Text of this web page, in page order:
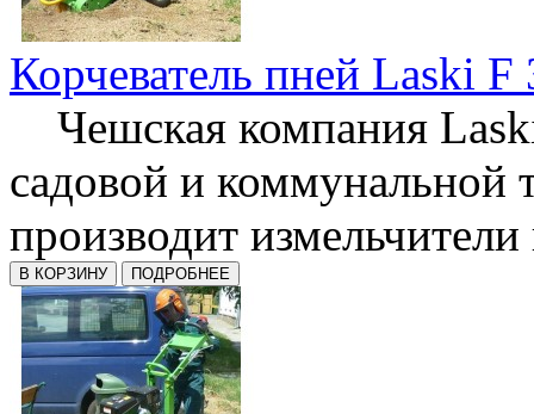
Корчеватель пней Laski
Чешская компания
садовой и коммунальной
производит